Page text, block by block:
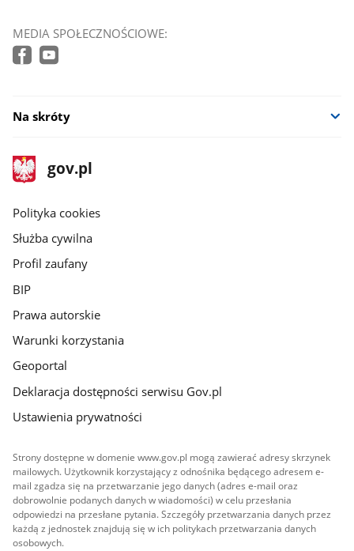
MEDIA SPOŁECZNOŚCIOWE:
Na skróty
stopka
gov.pl
Strona
gov.pl
gov.pl
Polityka cookies
Służba cywilna
Profil zaufany
BIP
Prawa autorskie
Warunki korzystania
Geoportal
Deklaracja dostępności serwisu Gov.pl
Ustawienia prywatności
Strony dostępne w domenie www.gov.pl mogą zawierać adresy skrzynek
mailowych. Użytkownik korzystający z odnośnika będącego adresem e-
mail zgadza się na przetwarzanie jego danych (adres e-mail oraz
dobrowolnie podanych danych w wiadomości) w celu przesłania
odpowiedzi na przesłane pytania. Szczegóły przetwarzania danych przez
każdą z jednostek znajdują się w ich politykach przetwarzania danych
osobowych.